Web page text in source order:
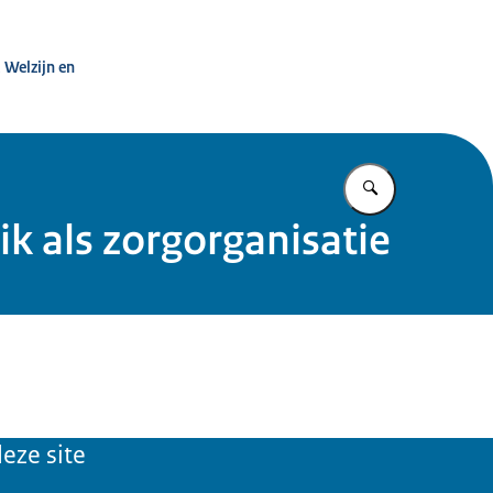
en
Vul in wat u
als zorgorganisatie
site